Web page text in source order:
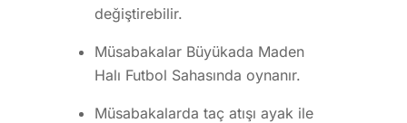
değiştirebilir.
Müsabakalar Büyükada Maden
Halı Futbol Sahasında oynanır.
Müsabakalarda taç atışı ayak ile